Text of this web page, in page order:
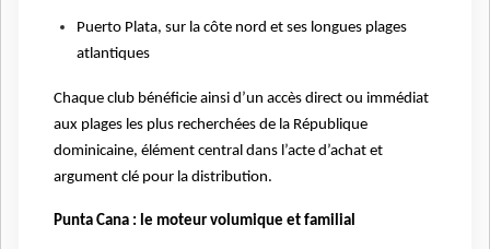
Puerto Plata, sur la côte nord et ses longues plages
atlantiques
Chaque club bénéficie ainsi d’un accès direct ou immédiat
aux plages les plus recherchées de la République
dominicaine, élément central dans l’acte d’achat et
argument clé pour la distribution.
Punta Cana : le moteur volumique et familial